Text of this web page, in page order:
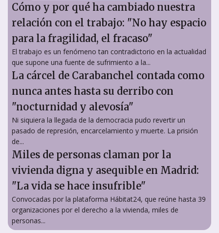
Cómo y por qué ha cambiado nuestra
relación con el trabajo: "No hay espacio
para la fragilidad, el fracaso"
El trabajo es un fenómeno tan contradictorio en la actualidad
que supone una fuente de sufrimiento a la...
La cárcel de Carabanchel contada como
nunca antes hasta su derribo con
"nocturnidad y alevosía"
Ni siquiera la llegada de la democracia pudo revertir un
pasado de represión, encarcelamiento y muerte. La prisión
de...
Miles de personas claman por la
vivienda digna y asequible en Madrid:
"La vida se hace insufrible"
Convocadas por la plataforma Hábitat24, que reúne hasta 39
organizaciones por el derecho a la vivienda, miles de
personas...